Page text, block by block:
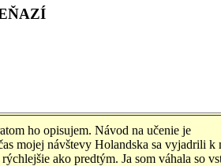
ho opisujem. Návod na učenie je
mojej návštevy Holandska sa vyjadrili k
ako predtým. Ja som váhala so